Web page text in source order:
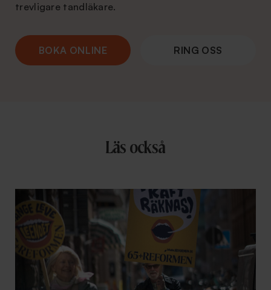
trevligare tandläkare.
BOKA ONLINE RING OSS
Läs också